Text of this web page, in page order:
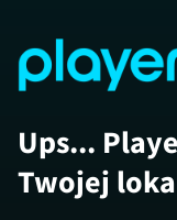
Ups...
Twojej